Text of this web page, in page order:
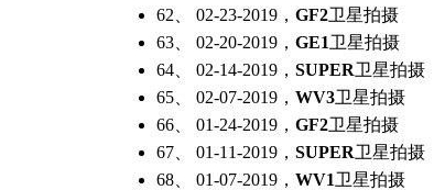
62、 02-23-2019， GF2卫星拍摄
63、 02-20-2019， GE1卫星拍摄
64、 02-14-2019， SUPER卫星拍摄
65、 02-07-2019， WV3卫星拍摄
66、 01-24-2019， GF2卫星拍摄
67、 01-11-2019， SUPER卫星拍摄
68、 01-07-2019， WV1卫星拍摄